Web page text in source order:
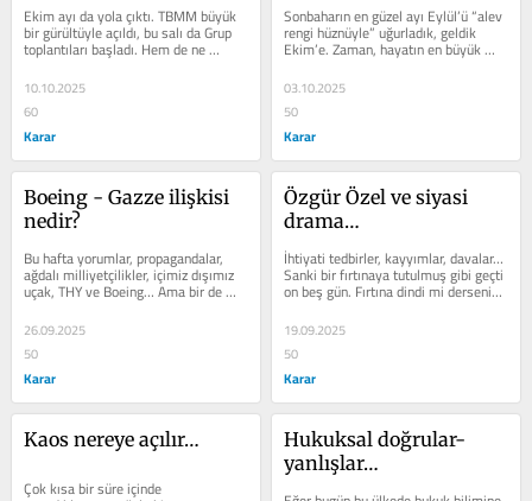
Ekim ayı da yola çıktı. TBMM büyük
bir gürültüyle açıldı, bu salı da Grup
toplantıları başladı. Hem de ne
başlama… Daha “vira...
10.10.2025
60
Karar
Sonbaharın en güzel ayı Eylül’ü “alev
rengi hüznüyle” uğurladık, geldik
Ekim’e. Zaman, hayatın en büyük
gerçeği olarak tek...
03.10.2025
50
Karar
Boeing - Gazze ilişkisi
nedir?
Bu hafta yorumlar, propagandalar,
ağdalı milliyetçilikler, içimiz dışımız
uçak, THY ve Boeing… Ama bir de
Boeing ve Gazze ilişkisi var. ...
26.09.2025
50
Karar
Özgür Özel ve siyasi
drama…
İhtiyati tedbirler, kayyımlar, davalar…
Sanki bir fırtınaya tutulmuş gibi geçti
on beş gün. Fırtına dindi mi derseniz,
şimdilik dinse de...
19.09.2025
50
Karar
Kaos nereye açılır…
Çok kısa bir süre içinde
Hukuksal doğrular-
yanlışlar…